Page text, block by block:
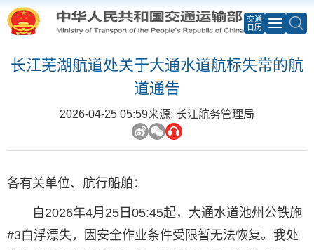
交通
日历
长江芜湖航道处关于大通水道航标失常的航
道通告
2026-04-25 05:59来源: 长江航务管理局
各有关单位、航行船舶：
自2026年4月25日05:45起，大通水道池州公铁施
#3白浮漂失，因安全作业条件受限暂无法恢复。我处